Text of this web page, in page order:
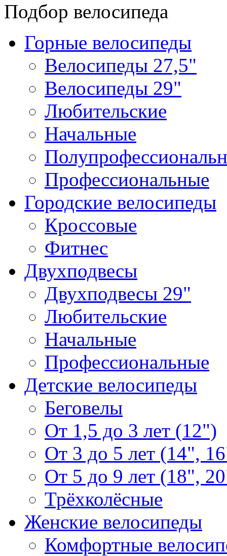
Подбор велосипеда
Горные велосипеды
Велосипеды 27,5"
Велосипеды 29"
Любительские
Начальные
Профессиональные
Городские велосипеды
Кроссовые
Фитнес
Двухподвесы
Двухподвесы 29"
Любительские
Начальные
Профессиональные
Детские велосипеды
Беговелы
От 1,5 до 3 лет (12")
От 3 до 5 лет (14",
От 5 до 9 лет (18",
Трёхколёсные
Женские велосипеды
Комфортные